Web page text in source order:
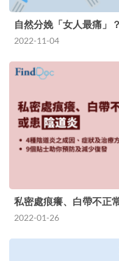
自然分娩「女人最痛」
2022-11-04
私密處痕癢、白帶不正
2022-01-26